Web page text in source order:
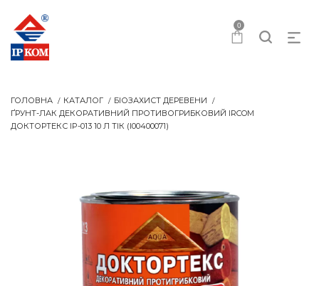
0
ГОЛОВНА КАТАЛОГ
БІОЗАХИСТ ДЕРЕВЕНИ
ҐРУНТ-ЛАК ДЕКОРАТИВНИЙ ПРОТИВОГРИБКОВИЙ IRCOM
ДОКТОРТЕКС IP-013 10 Л ТІК (I00400071)